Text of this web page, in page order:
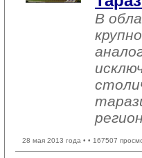
В
28 мая 2013 года • • 167507